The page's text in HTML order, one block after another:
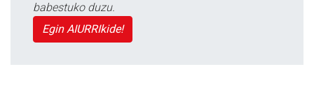
babestuko duzu.
Egin AIURRIkide!